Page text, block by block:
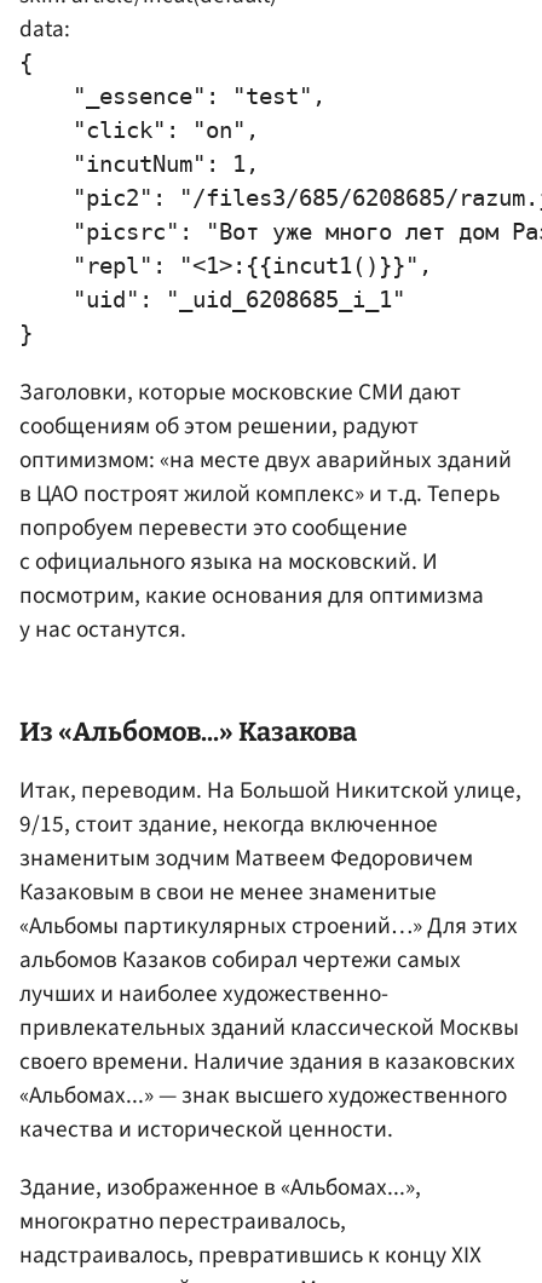
data:
{
    "_essence": "test",
    "click": "on",
    "incutNum": 1,
"pic2": "/files3/685/6208685/
"picsrc": "Вот уже много лет дом
    "repl": "<1>:{{incut1()}}",
    "uid": "_uid_6208685_i_1"
Заголовки, которые московские СМИ дают
сообщениям об этом решении, радуют
оптимизмом: «на месте двух аварийных зданий
в ЦАО построят жилой комплекс» и т.д. Теперь
попробуем перевести это сообщение
с официального языка на московский. И
посмотрим, какие основания для оптимизма
у нас останутся.
Из «Альбомов...»Казакова
Итак, переводим. На Большой Никитской улице,
9/15, стоит здание, некогда включенное
знаменитым зодчим Матвеем Федоровичем
Казаковым в свои не менее знаменитые
«Альбомы партикулярных строений…» Для этих
альбомов Казаков собирал чертежи самых
лучших и наиболее художественно-
привлекательных зданий классической Москвы
своего времени. Наличие здания в казаковских
«Альбомах...» — знак высшего художественного
качества и исторической ценности.
Здание, изображенное в «Альбомах...»,
многократно перестраивалось,
надстраивалось, превратившись к концу XIX